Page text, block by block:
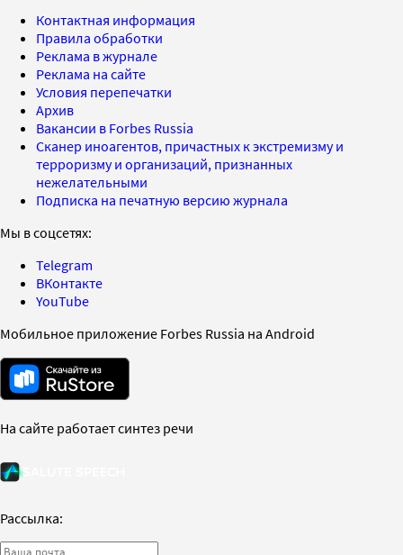
Контактная информация
Правила обработки
Реклама в журнале
Реклама на сайте
Условия перепечатки
Архив
Вакансии в Forbes Russia
Сканер иноагентов, причастных к экстремизму и
терроризму и организаций, признанных
нежелательными
Подписка на печатную версию журнала
Мы в соцсетях:
Telegram
ВКонтакте
YouTube
Мобильное приложение Forbes Russia на Android
На сайте работает синтез речи
Рассылка: